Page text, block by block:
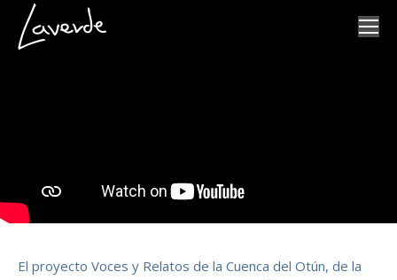
El proyecto Voces y Relatos de la Cuenca del Otún, de la